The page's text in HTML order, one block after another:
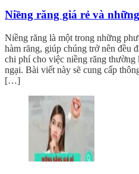
Niềng răng giá rẻ và
Niềng răng là một trong những
hàm răng, giúp chúng trở nên đều
chi phí cho việc niềng răng
ngại. Bài viết này sẽ cung cấp
[…]